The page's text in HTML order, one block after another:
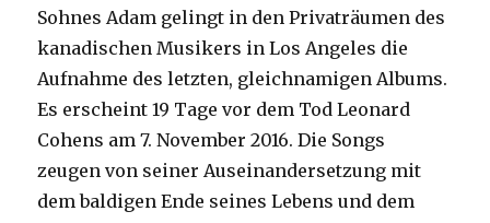
Sohnes Adam gelingt in den Privaträumen des
kanadischen Musikers in Los Angeles die
Aufnahme des letzten, gleichnamigen Albums.
Es erscheint 19 Tage vor dem Tod Leonard
Cohens am 7. November 2016. Die Songs
zeugen von seiner Auseinandersetzung mit
dem baldigen Ende seines Lebens und dem